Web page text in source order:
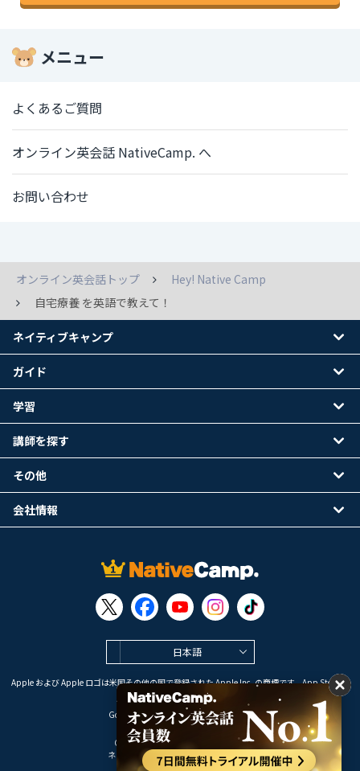
メニュー
よくあるご質問
オンライン英会話 NativeCamp. へ
お問い合わせ
オンライン英会話トップ
Hey! Native Camp
自宅療養 を英語で教えて！
日本語
Apple および Apple ロゴは米国その他の国で登録された Apple Inc. の商標です。App Store は
Apple Inc. のサービスマークです。
Google Play は Google LLC の商標です。
Copyright © 2026 オンライン英会話
ネイティブキャンプ All Rights Reserved.
ネイティブキャンプ
ガイド
学習
講師を探す
その他
会社情報